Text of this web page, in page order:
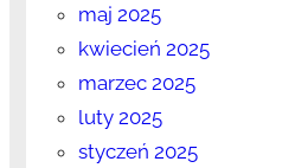
maj 2025
kwiecień 2025
marzec 2025
luty 2025
styczeń 2025